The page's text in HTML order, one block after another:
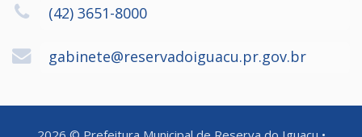
(42) 3651-8000
gabinete@reservadoiguacu.pr.gov.br